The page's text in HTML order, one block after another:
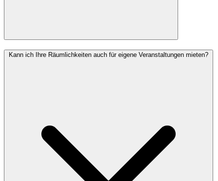
Kann ich Ihre Räumlichkeiten auch für eigene Veranstaltungen mieten?